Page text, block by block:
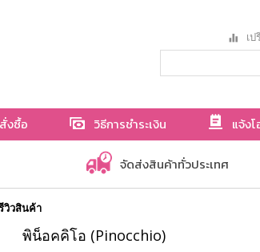
เ
งซื้อ วิธีการชำระเงิน แจ้ง
จัดส่งสินค้าทั่วประเทศ
วิวสินค้า
พิน็อคคิโอ (Pinocchio)